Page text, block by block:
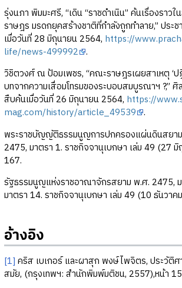
รุ่งนภา พิมมะศรี, “เดิน “ราชดำเนิน” ค้นเรื่องราว
ราษฎร มรดกยุคสร้างชาติที่กำลังถูกทำลาย,” ประ
เมื่อวันที่ 28 มิถุนายน 2564, https://
life/news-499992 .
วิชิตวงศ์ ณ ป้อมเพชร, “คณะราษฎรเผยสาเหตุ ‘
บทจากความเสื่อมโทรมของระบอบสมบูรณาฯ ?,”
สืบค้นเมื่อวันที่ 26 มิถุนายน 2564, https://
mag.com/history/article_49539 .
พระราชบัญญัติธรรมนูญการปกครองแผ่นดินสยา
2475, มาตรา 1. ราชกิจจานุเบกษา เล่ม 49 (27
167.
รัฐธรรมนูญแห่งราชอาณาจักรสยาม พ.ศ. 2475,
มาตรา 14. ราชกิจจานุเบกษา เล่ม 49 (10 ธันวา
อ้างอิง
[1] คริส เบเกอร์ และผาสุก พงษ์ไพจิตร, ประวัติ
สมัย, (กรุงเทพฯ: สำนักพิมพ์มติชน, 2557),หน้า